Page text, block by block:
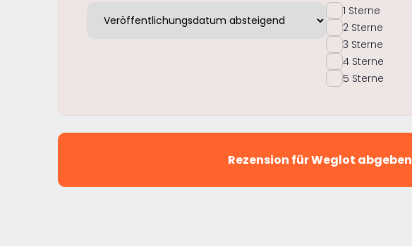
1 Sterne
2 Sterne
3 Sterne
4 Sterne
5 Sterne
Rezension für Weglot abgeben